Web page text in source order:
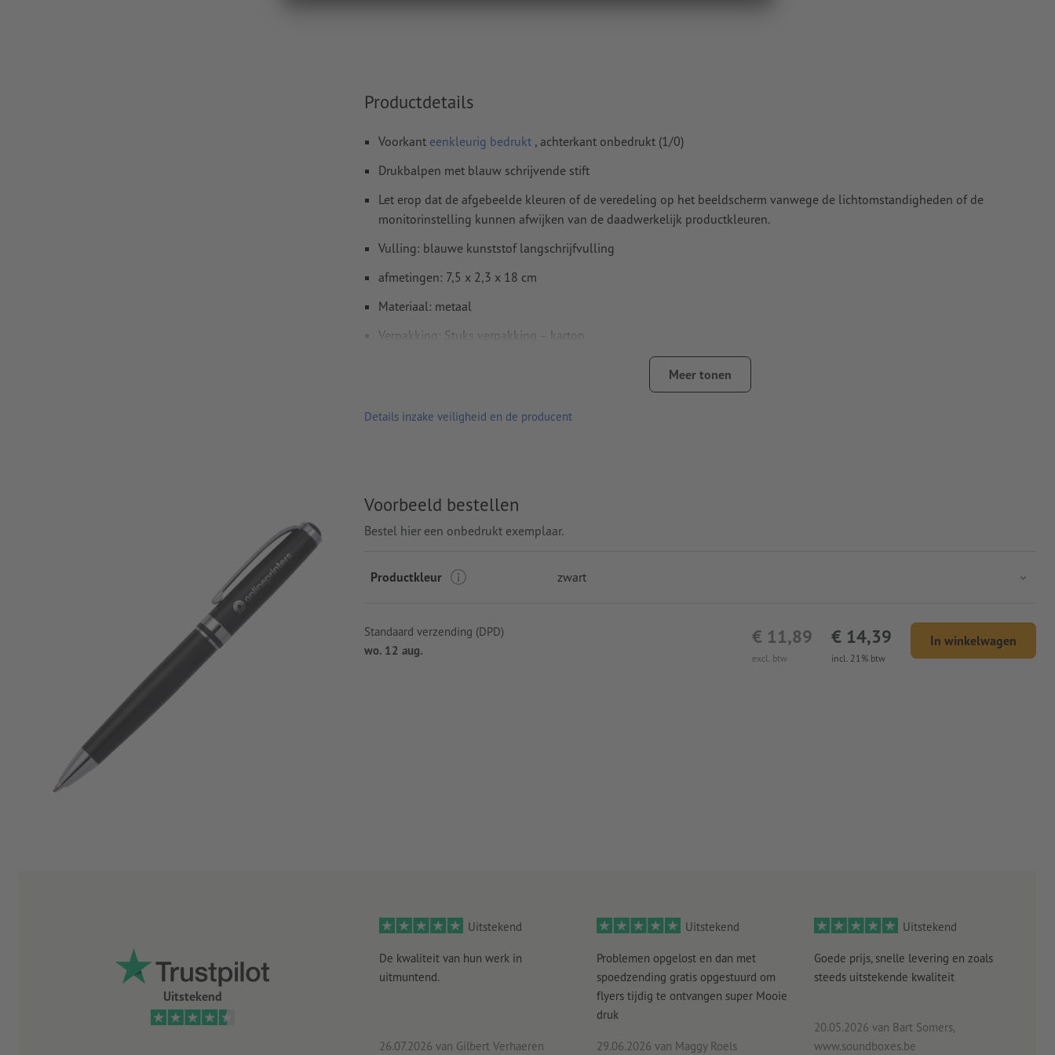
Productdetails
Voorkant eenkleurig bedrukt , achterkant onbedrukt (1/0)
Drukbalpen met blauw schrijvende stift
Let erop dat de afgebeelde kleuren of de veredeling op het beeldscherm vanwege de lichtomstandigheden of de
monitorinstelling kunnen afwijken van de daadwerkelijk productkleuren.
Vulling: blauwe kunststof langschrijfvulling
afmetingen: 7,5 x 2,3 x 18 cm
Materiaal: metaal
Verpakking: Stuks verpakking – karton
Meer tonen
Details inzake veiligheid en de producent
Voorbeeld bestellen
Bestel hier een onbedrukt exemplaar.
Productkleur zwart
excl. btw
€ 11,89
incl. 21% btw
€ 14,39 In winkelwagen
Standaard verzending (DPD)
wo. 12 aug.
Uitstekend
Uitstekend
De kwaliteit van hun werk in
uitmuntend.
26.07.2026 van Gilbert Verhaeren
Uitstekend
Problemen opgelost en dan met
spoedzending gratis opgestuurd om
flyers tijdig te ontvangen super Mooie
druk
29.06.2026 van Maggy Roels
Uitstekend
Goede prijs, snelle levering en zoals
steeds uitstekende kwaliteit
20.05.2026 van Bart Somers,
www.soundboxes.be